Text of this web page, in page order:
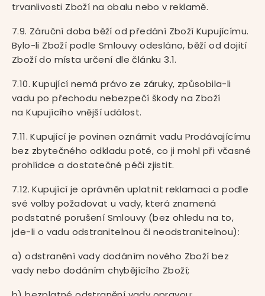
trvanlivosti Zboží na obalu nebo v reklamě.
7.9. Záruční doba běží od předání Zboží Kupujícímu.
Bylo-li Zboží podle Smlouvy odesláno, běží od dojití
Zboží do místa určení dle článku 3.1.
7.10. Kupující nemá právo ze záruky, způsobila-li
vadu po přechodu nebezpečí škody na Zboží
na Kupujícího vnější událost.
7.11. Kupující je povinen oznámit vadu Prodávajícímu
bez zbytečného odkladu poté, co ji mohl při včasné
prohlídce a dostatečné péči zjistit.
7.12. Kupující je oprávněn uplatnit reklamaci a podle
své volby požadovat u vady, která znamená
podstatné porušení Smlouvy (bez ohledu na to,
jde-li o vadu odstranitelnou či neodstranitelnou):
a) odstranění vady dodáním nového Zboží bez
vady nebo dodáním chybějícího Zboží;